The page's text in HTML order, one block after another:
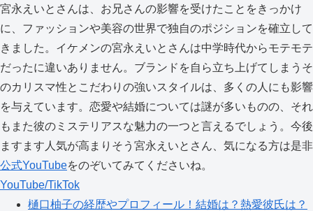
宮永えいとさんは、お兄さんの影響を受けたことをきっかけ
に、ファッションや美容の世界で独自のポジションを確立して
きました。イケメンの宮永えいとさんは中学時代からモテモテ
だったに違いありません。ブランドを自ら立ち上げてしまうそ
のカリスマ性とこだわりの強いスタイルは、多くの人にも影響
を与えています。恋愛や結婚については謎が多いものの、それ
もまた彼のミステリアスな魅力の一つと言えるでしょう。今後
ますます人気が高まりそう宮永えいとさん、気になる方は是非
公式YouTubeをのぞいてみてくださいね。
YouTube/TikTok
樋口柚子の経歴やプロフィール！結婚は？熱愛彼氏は？